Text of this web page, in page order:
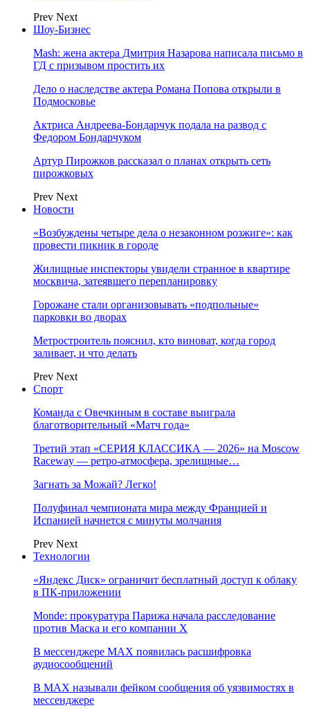
Prev Next
Шоу-Бизнес
Mash: жена актера Дмитрия Назарова написала письмо в
ГД с призывом простить их
Дело о наследстве актера Романа Попова открыли в
Подмосковье
Актриса Андреева-Бондарчук подала на развод с
Федором Бондарчуком
Артур Пирожков рассказал о планах открыть сеть
пирожковых
Prev Next
Новости
«Возбуждены четыре дела о незаконном розжиге»: как
провести пикник в городе
Жилищные инспекторы увидели странное в квартире
москвича, затеявшего перепланировку
Горожане стали организовывать «подпольные»
парковки во дворах
Метростроитель пояснил, кто виноват, когда город
заливает, и что делать
Prev Next
Спорт
Команда с Овечкиным в составе выиграла
благотворительный «Матч года»
Третий этап «СЕРИЯ КЛАССИКА — 2026» на Moscow
Raceway — ретро‑атмосфера, зрелищные…
Загнать за Можай? Легко!
Полуфинал чемпионата мира между Францией и
Испанией начнется с минуты молчания
Prev Next
Технологии
«Яндекс Диск» ограничит бесплатный доступ к облаку
в ПК-приложении
Monde: прокуратура Парижа начала расследование
против Маска и его компании X
В мессенджере MAX появилась расшифровка
аудиосообщений
В МAX называли фейком сообщения об уязвимостях в
мессенджере